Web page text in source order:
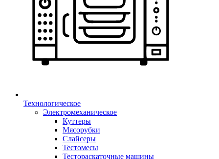
Технологическое
Электромеханическое
Куттеры
Мясорубки
Слайсеры
Тестомесы
Тестораскаточные машины